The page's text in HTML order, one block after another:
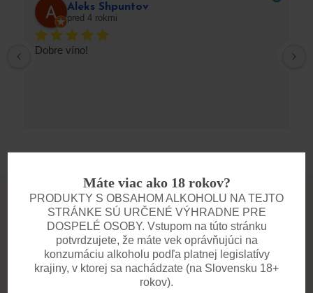
Máte viac ako 18 rokov?
PRODUKTY S OBSAHOM ALKOHOLU NA TEJTO
STRÁNKE SÚ URČENÉ VÝHRADNE PRE
DOSPELÉ OSOBY. Vstupom na túto stránku
potvrdzujete, že máte vek oprávňujúci na
konzumáciu alkoholu podľa platnej legislatívy
krajiny, v ktorej sa nachádzate (na Slovensku 18+
rokov).
Aleks Shpuntov
pred 4 rokmi
Dobre víno!
DEGUSTÁCIE
Zažite víno všetkými